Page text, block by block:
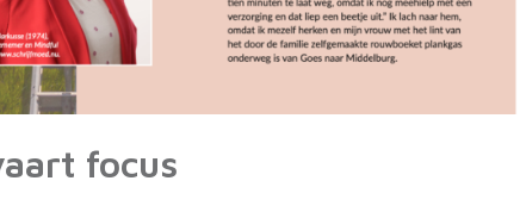
focus